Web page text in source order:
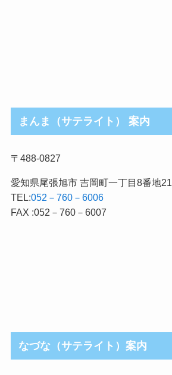
まんま（サテライト） 案内
〒488-0827
愛知県尾張旭市 吉岡町一丁目8番地21
TEL:052－760－6006
FAX :052－760－6007
なづな（サテライト）案内